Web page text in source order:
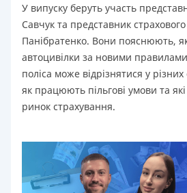
У випуску беруть участь
Савчук та представник
Панібратенко. Вони пояснюють,
автоцивілки за новими
поліса може відрізнятися у
як працюють пільгові умови та
ринок страхування.